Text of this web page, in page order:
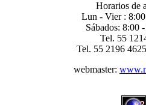
Horarios de
Lun - Vier :
Sábados: 8:00
Tel. 55
Tel. 55 2196
webmaster: